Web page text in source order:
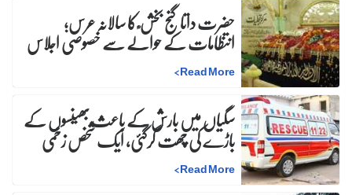
حضرت داتا گنج بخش ؒ کا سالانہ عرس;
انتظامات کے حوالے سے خصوصی اجلاس
Read More
>
سگیاں میں بارش کے باعث بھینسوں کے
باڑے کی چھت گرگئی، ایک شخص زخمی
Read More
>